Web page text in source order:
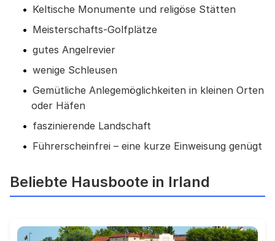
Keltische Monumente und religöse Stätten
Meisterschafts-Golfplätze
gutes Angelrevier
wenige Schleusen
Gemütliche Anlegemöglichkeiten in kleinen Orten
oder Häfen
faszinierende Landschaft
Führerscheinfrei – eine kurze Einweisung genügt
Beliebte Hausboote in Irland